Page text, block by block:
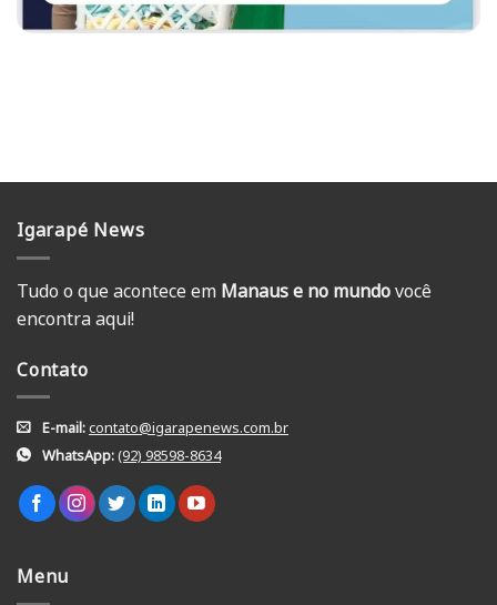
Igarapé News
Tudo o que acontece em Manaus e no mundovocê
encontra aqui!
Contato
E-mail:contato@igarapenews.com.br
WhatsApp:(92) 98598-8634
Menu